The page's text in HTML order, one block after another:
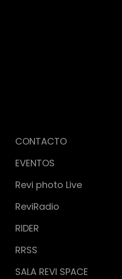
CONTACTO
EVENTOS
Revi photo Live
ReviRadio
RIDER
RRSS
SALA REVI SPACE